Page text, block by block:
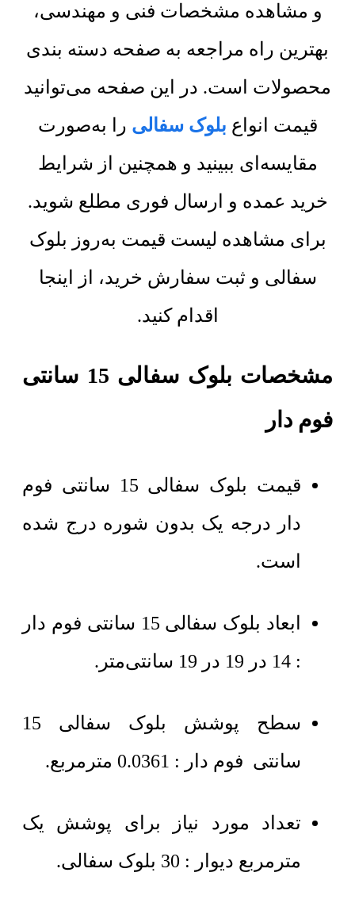
و مشاهده مشخصات فنی و مهندسی،
بهترین راه مراجعه به صفحه دسته بندی
محصولات است. در این صفحه می‌توانید
قیمت انواع بلوک سفالی را به‌صورت
مقایسه‌ای ببینید و همچنین از شرایط
خرید عمده و ارسال فوری مطلع شوید.
برای مشاهده لیست قیمت به‌روز بلوک
سفالی و ثبت سفارش خرید، از اینجا
اقدام کنید.
مشخصات بلوک سفالی 15 سانتی
فوم دار
قیمت بلوک سفالی 15 سانتی فوم
دار درجه یک بدون شوره درج شده
است.
ابعاد بلوک سفالی 15 سانتی فوم دار
: 14 در 19 در 19 سانتی‌متر.
سطح پوشش بلوک سفالی 15
سانتی فوم دار : 0.0361 مترمربع.
تعداد مورد نیاز برای پوشش یک
مترمربع دیوار : 30 بلوک سفالی.